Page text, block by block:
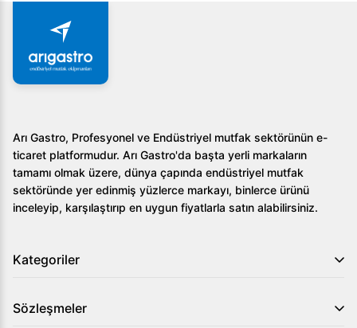
Arı Gastro, Profesyonel ve Endüstriyel mutfak sektörünün e-
ticaret platformudur. Arı Gastro'da başta yerli markaların
tamamı olmak üzere, dünya çapında endüstriyel mutfak
sektöründe yer edinmiş yüzlerce markayı, binlerce ürünü
inceleyip, karşılaştırıp en uygun fiyatlarla satın alabilirsiniz.
Kategoriler
Sözleşmeler